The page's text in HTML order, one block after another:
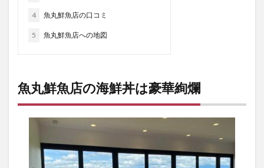
4 魚丸鮮魚店の口コミ
5 魚丸鮮魚店への地図
魚丸鮮魚店の海鮮丼は豪華絢爛